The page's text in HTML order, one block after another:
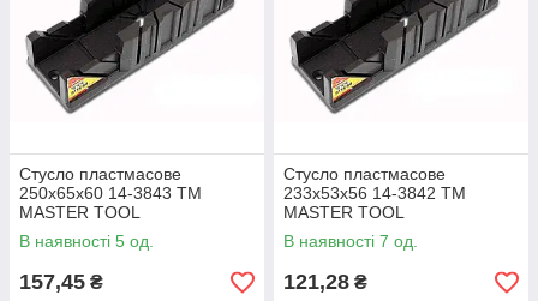
Стусло пластмасове
250х65х60 14-3843 ТМ
MASTER TOOL
В наявності 5 од.
157,45 ₴
Стусло пластмасове
233х53х56 14-3842 ТМ
MASTER TOOL
В наявності 7 од.
121,28 ₴